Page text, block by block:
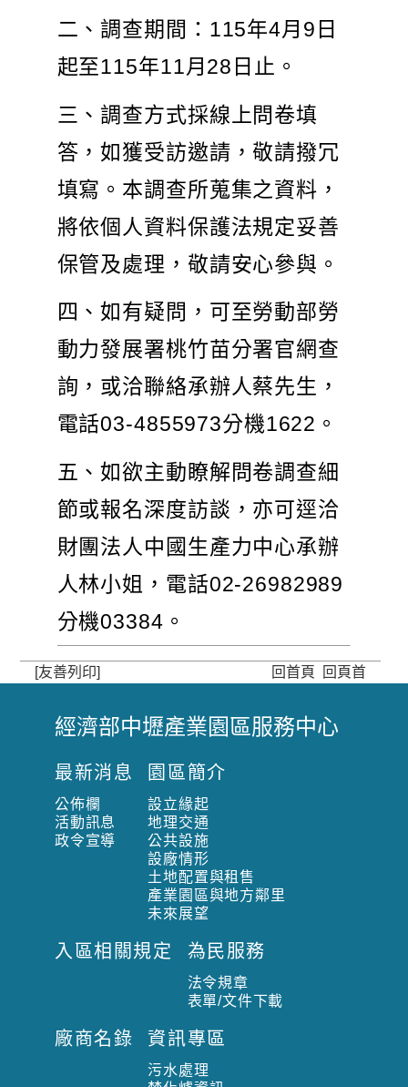
二、調查期間：115年4月9日
起至115年11月28日止。
三、調查方式採線上問卷填
答，如獲受訪邀請，敬請撥冗
填寫。本調查所蒐集之資料，
將依個人資料保護法規定妥善
保管及處理，敬請安心參與。
四、如有疑問，可至勞動部勞
動力發展署桃竹苗分署官網查
詢，或洽聯絡承辦人蔡先生，
電話03-4855973分機1622。
五、如欲主動瞭解問卷調查細
節或報名深度訪談，亦可逕洽
財團法人中國生產力中心承辦
人林小姐，電話02-26982989
分機03384。
[友善列印] 回首頁 回頁首
:
:
經濟部中壢產業園區服務中心
最新消息
公佈欄
活動訊息
政令宣導
園區簡介
設立緣起
地理交通
公共設施
設廠情形
土地配置與租售
產業園區與地方鄰里
未來展望
入區相關規定 為民服務
法令規章
表單/文件下載
廠商名錄 資訊專區
污水處理